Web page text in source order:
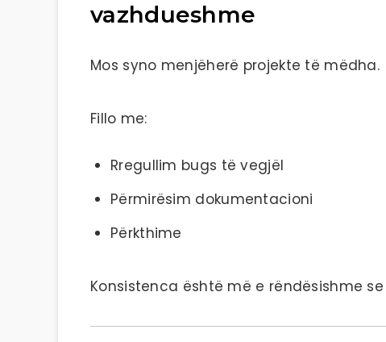
vazhdueshme
Mos syno menjëherë projekte të mëdha.
Fillo me:
Rregullim bugs të vegjël
Përmirësim dokumentacioni
Përkthime
Konsistenca është më e rëndësishme